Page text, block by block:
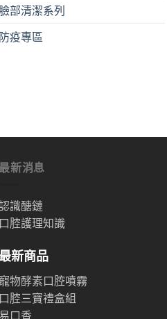
臉部清潔系列
防疫專區
最新消息
識醣鏈
口腔護理知識
新商品
寵物酵素口腔噴霧
口腔三寶禮盒組
易口香